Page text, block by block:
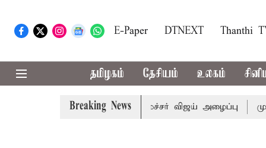
E-Paper DTNEXT Thanthi
தமிழகம் தேசியம் உலகம்
Breaking News
கூட்டத்துக்கு முதல்-அமைச்சர் விஜய் அழைப்பு முன்னாள்